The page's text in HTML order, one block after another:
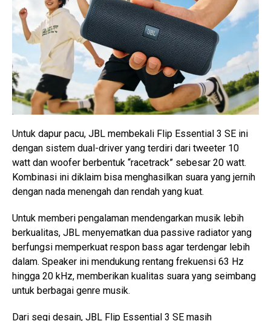
Untuk dapur pacu, JBL membekali Flip Essential 3 SE ini
dengan sistem dual-driver yang terdiri dari tweeter 10
watt dan woofer berbentuk “racetrack” sebesar 20 watt.
Kombinasi ini diklaim bisa menghasilkan suara yang jernih
dengan nada menengah dan rendah yang kuat.
Untuk memberi pengalaman mendengarkan musik lebih
berkualitas, JBL menyematkan dua passive radiator yang
berfungsi memperkuat respon bass agar terdengar lebih
dalam. Speaker ini mendukung rentang frekuensi 63 Hz
hingga 20 kHz, memberikan kualitas suara yang seimbang
untuk berbagai genre musik.
Dari segi desain, JBL Flip Essential 3 SE masih